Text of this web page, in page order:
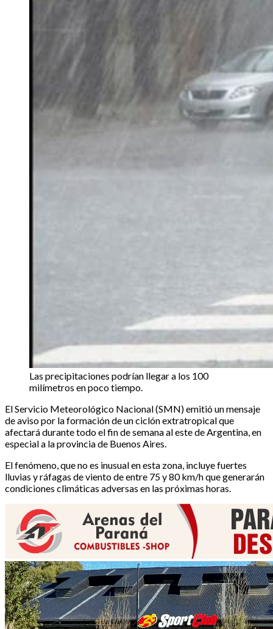
Las precipitaciones podrían llegar a los 100
milímetros en poco tiempo.
El Servicio Meteorológico Nacional (SMN) emitió un mensaje
de aviso por la formación de un ciclón extratropical que
afectará durante todo el fin de semana al este de Argentina, en
especial a la provincia de Buenos Aires.
El fenómeno, que no es inusual en esta zona, incluye fuertes
lluvias y ráfagas de viento de entre 75 y 80 km/h que generarán
condiciones climáticas adversas en las próximas horas.